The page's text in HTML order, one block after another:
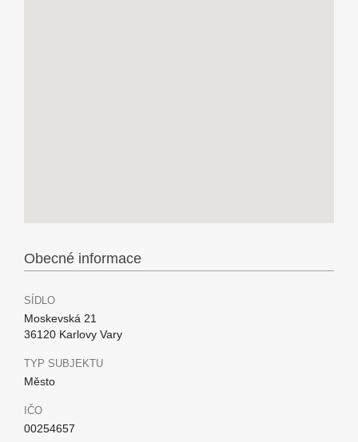
Obecné informace
SÍDLO
Moskevská 21
36120 Karlovy Vary
TYP SUBJEKTU
Město
IČO
00254657